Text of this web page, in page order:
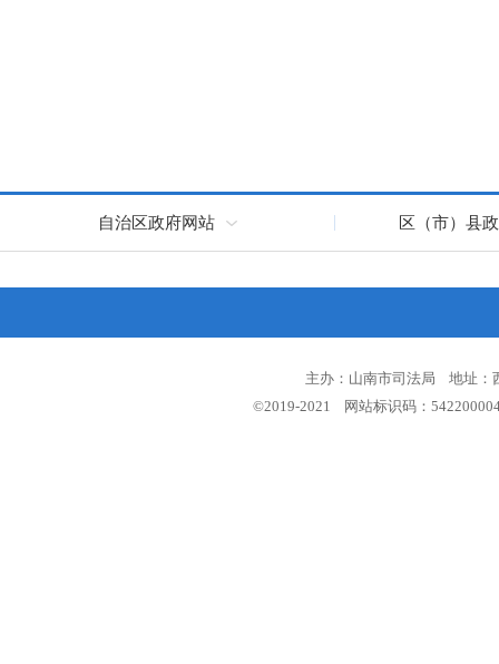
自治区政府网站 区（市）县
主办：山南市司法局 地址：
©2019-2021 网站标识码：